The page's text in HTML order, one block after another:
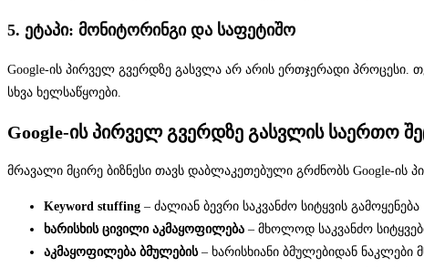
5. ეტაპი: მონიტორინგი და საფეტიშო
Google-ის პირველ გვერდზე გასვლა არ არის ერთჯერადი პროცესი.
სხვა ხელსაწყოები.
Google-ის პირველ გვერდზე გასვლის საერთო
მრავალი მცირე ბიზნესი თავს დაბლაკეთებული გრძნობს Google-
Keyword stuffing – ძალიან ბევრი საკვანძო სიტყვის გამოყენება
ხარისხის ცივილი აკმაყოფილება – მხოლოდ საკვანძო
აკმაყოფილება ბმულების– ხარისხიანი ბმულებიდან ნაკლები